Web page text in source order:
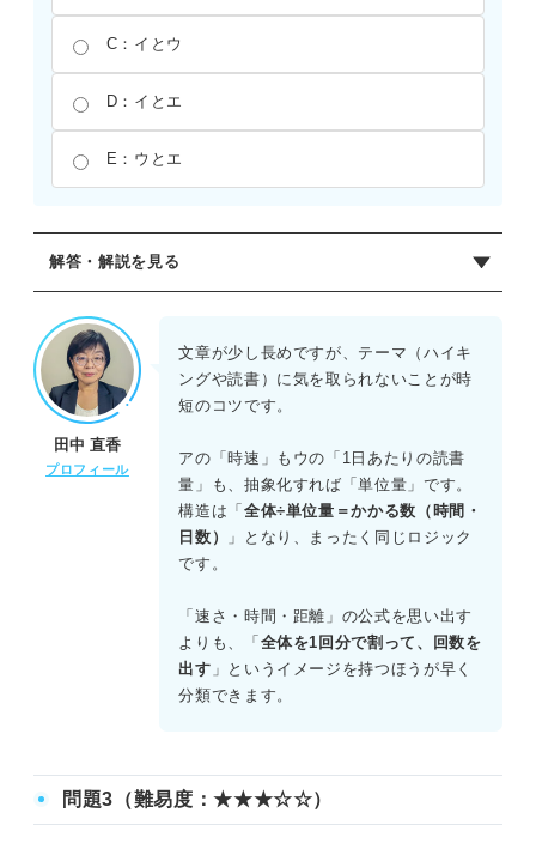
C：イとウ
D：イとエ
E：ウとエ
解答・解説を見る
正解：B
計算の構造に着目して分類する。
アは、「距離（全体）」と「速さ（単位量あたりの大き
さ）」から「時間（数量）」を求める構造である。式は
「全体÷単位あたりの量＝数量」となる。 ウは、「ページ
数（全体）」と「1日の読書量（単位量あたりの大きさ）」
から「日数（数量）」を求める構造である。文脈は異なる
が、計算構造はアとまったく同じである。
掛け算の構造である。 エは、「距離」と「時間」から「速
さ（単位量あたりの大きさ）」を求める割り算の構造であ
田中 直香
プロフィール
文章が少し長めですが、テーマ（ハイキ
ングや読書）に気を取られないことが時
短のコツです。
アの「時速」もウの「1日あたりの読書
量」も、抽象化すれば「単位量」です。
構造は「 全体÷単位量＝かかる数（時間・
日数）
」となり、まったく同じロジック
です。
「速さ・時間・距離」の公式を思い出す
よりも、「 全体を1回分で割って、回数を
出す 」というイメージを持つほうが早く
分類できます。
問題3（難易度：★★★☆☆）